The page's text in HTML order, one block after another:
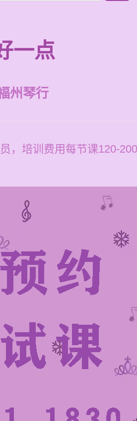
一点
州琴行
，培训费用每节课120-200